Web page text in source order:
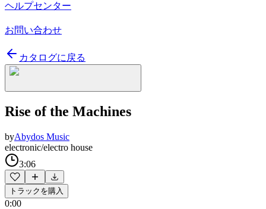
ヘルプセンター
お問い合わせ
カタログに戻る
Rise of the Machines
byAbydos Music
electronic/electro house
3:06
トラックを購入
0:00